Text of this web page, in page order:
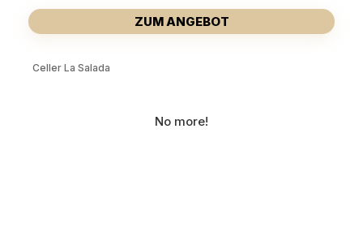
ZUM ANGEBOT
Celler La Salada
No more!